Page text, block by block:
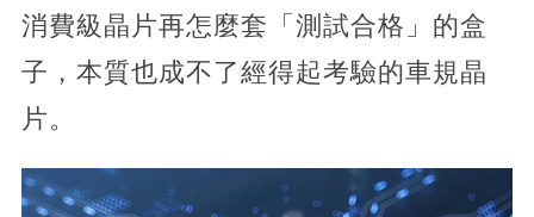
消費級晶片再怎麼套「測試合格」的盒
子，本質也成不了經得起考驗的車規晶
片。